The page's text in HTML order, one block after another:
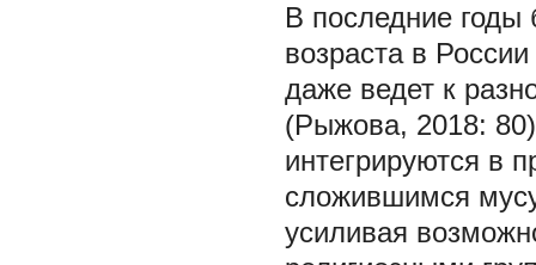
В последние годы
возраста в
даже ведет к
(Рыжова, 2018:
интегрируются в
сложившимся
усиливая